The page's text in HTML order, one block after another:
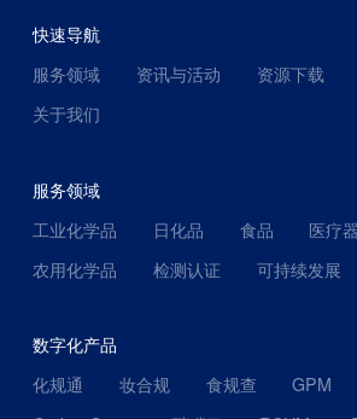
快速导航
服务领域
资讯与活动 资源下载
关于我们
服务领域
工业化学品
日化品 食品
医疗
农用化学品
检测认证 可持续发展
数字化产品
化规通
妆合规 食规查
GPM